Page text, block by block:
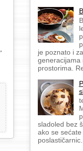
je poznato i
generacijama
prostorima.
sladoled bez
ako se